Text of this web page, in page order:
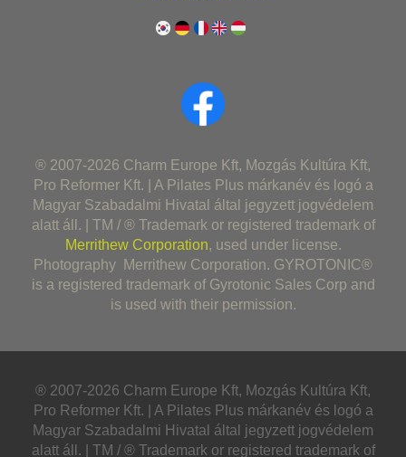
® 2007-2026 Charm Europe Kft, Mozgás Kultúra Kft,
Pro Reformer Kft. | A Pilates Plus márkanév és logó a
Magyar Szabadalmi Hivatal által jegyzett jogvédelem
alatt áll. | TM / ® Trademark or registered trademark of
Merrithew Corporation, used under license.
Photography Merrithew Corporation. GYROTONIC®
is a registered trademark of Gyrotonic Sales Corp and
is used with their permission.
® 2007-2026 Charm Europe Kft, Mozgás Kultúra Kft,
Pro Reformer Kft. | A Pilates Plus márkanév és logó a
Magyar Szabadalmi Hivatal által jegyzett jogvédelem
alatt áll. | TM / ® Trademark or registered trademark of